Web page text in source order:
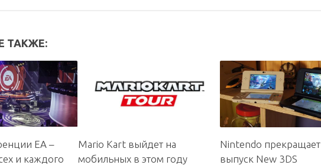
ТАКЖЕ:
EA –
и каждого
Mario Kart выйдет на
мобильных в этом году
Nintendo прекращает
выпуск New 3DS